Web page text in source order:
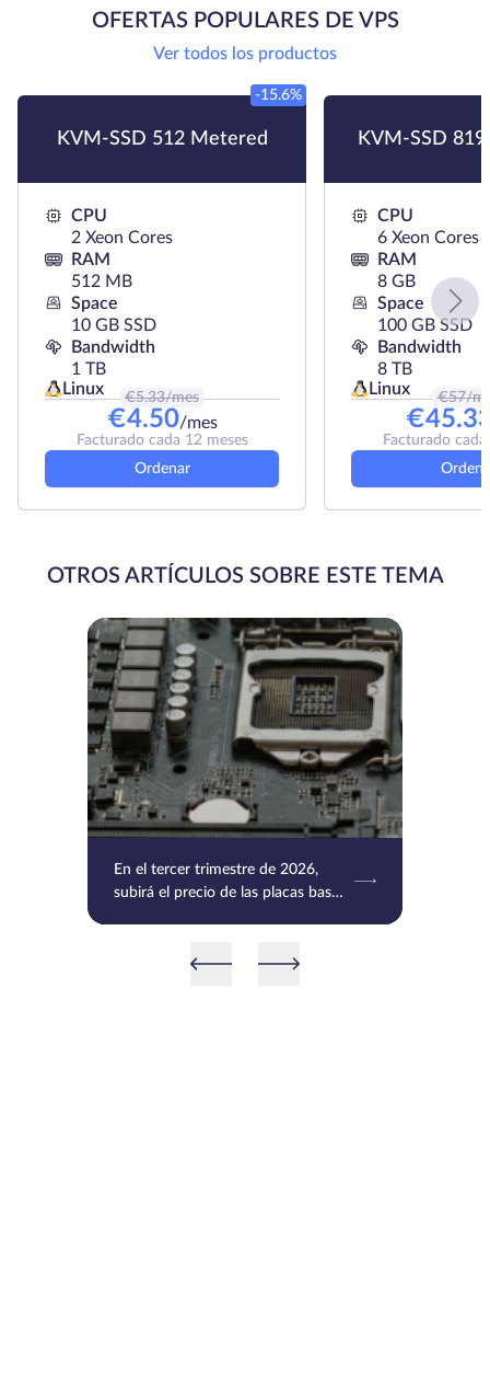
OFERTAS POPULARES DE VPS
Ver todos los productos
KVM-SSD 512 Metered
-15.6%
CPU
2 Xeon Cores
RAM
512 MB
Space
10 GB SSD
Bandwidth
1 TB
Linux
€5.33/mes
€4.50/mes
Facturado cada 12 meses
Ordenar
KVM-SSD
CPU
6 Xeon Cores
RAM
8 GB
Space
100 GB SSD
Bandwidth
8 TB
Linux
€57/
€
Facturado
OTROS ARTÍCULOS SOBRE ESTE TEMA
En el tercer trimestre de 2026,
subirá el precio de las placas base